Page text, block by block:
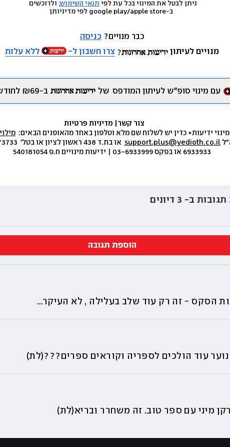
ניתן לבטל את המינוי בכל עת לפי תנאי השימוש; ולרוכשים
כבר מנויים? כניסה
מנויים לעיתון
צרו חשבון ל- ללא עלות
עם מינוי סופ״ש לעיתון המודפס של ב-₪69 לחודש.
צור קשר
מינוי ידיעות+ כדין יש לשלוח שם מלא וטלפון באחד מהאופנים הבאים:
support.plus@yedioth.co.il
6933933 או בפקס 03-6933999 | ידיעות מינויים ח.פ 540181054
תגובות ב- 3 דיונים
הוספת תגובה
הסקס - זה רק עוד שלב בעלילה , לא העיקר...
נוער עוד הולכים לספריה וקוראים ספרים???(לת)
מיני עם ספר טוב. זה משחרר ובריא(לת)